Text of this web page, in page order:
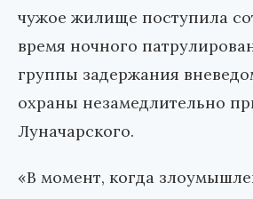
чужое жилище поступила
время ночного
группы задержания
охраны незамедлительно
Луначарского.
«В момент, когда